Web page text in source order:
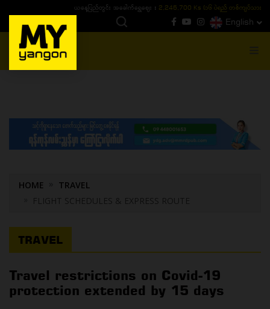
ယနေ့ပြည်တွင်း ၁၅ ပဲရည်ရွှေဈေး :3,770,000 - ပြင်ပပေါက်စျေး (၁၆ ပဲရည်
English
MENU
HOME
TRAVEL
FLIGHT SCHEDULES & EXPRESS ROUTE
TRAVEL
Travel restrictions on Covid-19
protection extended by 15 days